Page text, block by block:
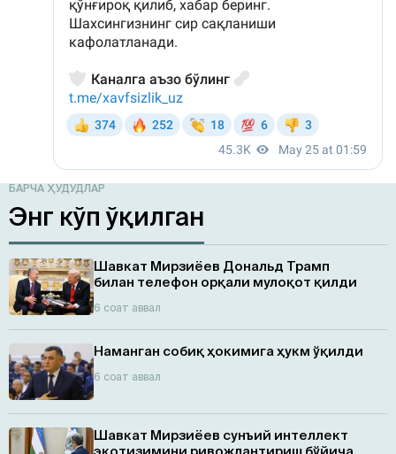
БАРЧА ҲУДУДЛАР
Энг кўп ўқилган
Шавкат Мирзиёев Дональд Трамп
билан телефон орқали мулоқот қилди
6 соат аввал
Наманган собиқ ҳокимига ҳукм ўқилди
6 соат аввал
Шавкат Мирзиёев сунъий интеллект
экотизимини ривожлантириш бўйича